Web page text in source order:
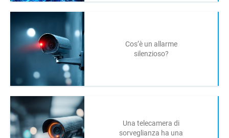
Cos’è un allarme
silenzioso?
Una telecamera di
sorveglianza ha una